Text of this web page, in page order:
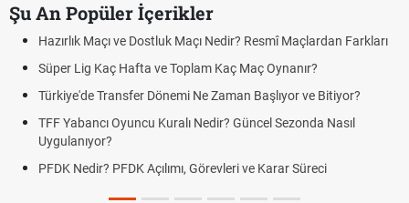
Şu An Popüler İçerikler
ve Dostluk Maçı Nedir? Resmî Maçlardan Farkları
Kaç Hafta ve Toplam Kaç Maç Oynanır?
Transfer Dönemi Ne Zaman Başlıyor ve Bitiyor?
Oyuncu Kuralı Nedir? Güncel Sezonda Nasıl
PFDK Açılımı, Görevleri ve Karar Süreci
Puan
Futbol
Deplasman